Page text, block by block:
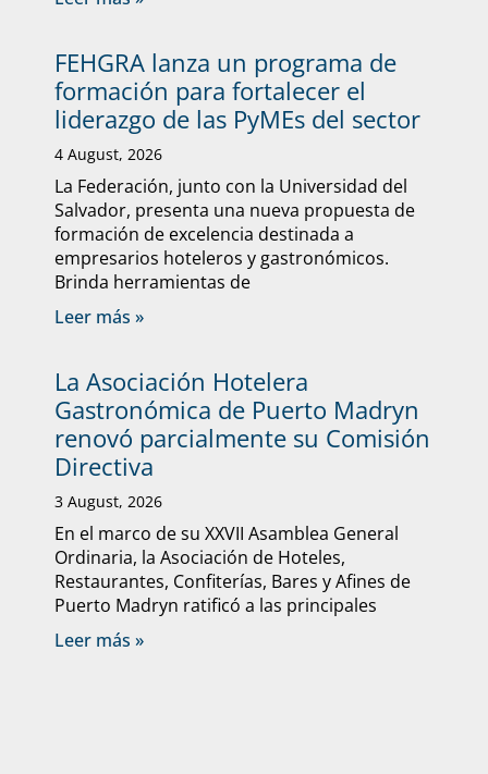
FEHGRA lanza un programa de
formación para fortalecer el
liderazgo de las PyMEs del sector
4 August, 2026
La Federación, junto con la Universidad del
Salvador, presenta una nueva propuesta de
formación de excelencia destinada a
empresarios hoteleros y gastronómicos.
Brinda herramientas de
Leer más »
La Asociación Hotelera
Gastronómica de Puerto Madryn
renovó parcialmente su Comisión
Directiva
3 August, 2026
En el marco de su XXVII Asamblea General
Ordinaria, la Asociación de Hoteles,
Restaurantes, Confiterías, Bares y Afines de
Puerto Madryn ratificó a las principales
Leer más »